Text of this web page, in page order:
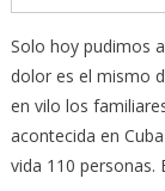
Solo hoy pudimos
dolor es el mismo
en vilo los
acontecida en
vida 110 personas.